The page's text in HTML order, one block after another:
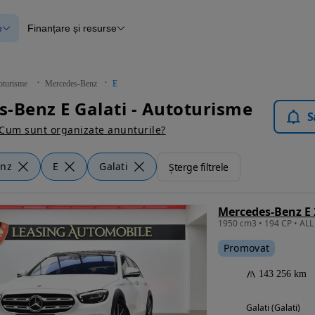
verificate
Blog Autovit.ro
Finanțare și resurse
Mercedes-Benz E
Benz E Galati - Autoturisme
Cum sunt organizate anunturile?
E Galati Șterge filtrele
Promovat
143 256 km
Galati (Galati)